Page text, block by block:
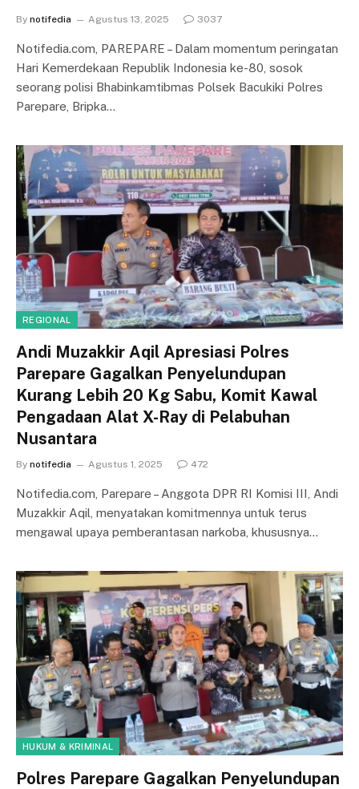
By notifedia Agustus 13, 2025 3037
Notifedia.com, PAREPARE – Dalam momentum peringatan
Hari Kemerdekaan Republik Indonesia ke-80, sosok
seorang polisi Bhabinkamtibmas Polsek Bacukiki Polres
Parepare, Bripka…
REGIONAL
Andi Muzakkir Aqil Apresiasi Polres
Parepare Gagalkan Penyelundupan
Kurang Lebih 20 Kg Sabu, Komit Kawal
Pengadaan Alat X-Ray di Pelabuhan
Nusantara
By notifedia Agustus 1, 2025 472
Notifedia.com, Parepare – Anggota DPR RI Komisi III, Andi
Muzakkir Aqil, menyatakan komitmennya untuk terus
mengawal upaya pemberantasan narkoba, khususnya…
HUKUM & KRIMINAL
Polres Parepare Gagalkan Penyelundupan